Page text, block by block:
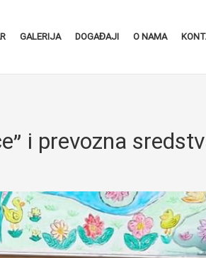
GALERIJA DOGAĐAJI O NAMA
i prevozna